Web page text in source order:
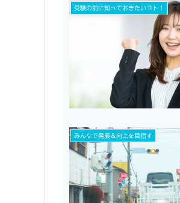
受験の前に知っておきたいコト！
みんなで発展＆向上を目指す